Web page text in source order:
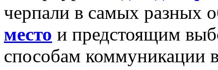
черпали в самых разных
место и предстоящим
способам коммуникации